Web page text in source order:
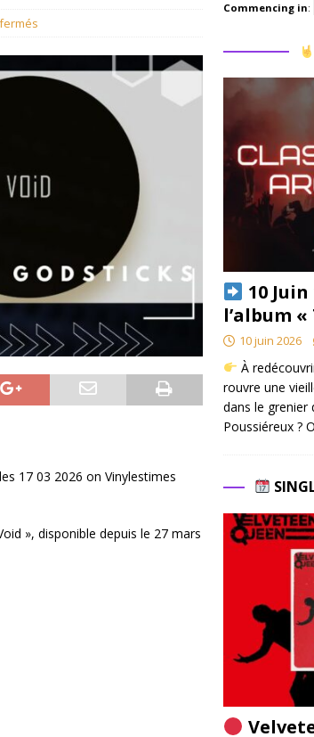
17 03 2026 on Vinylestimes
», disponible depuis le 27 mars
Commencing in:
10
l’album
10 juin 2026
À
rouvre une
dans le grenier
Poussiéreux ?